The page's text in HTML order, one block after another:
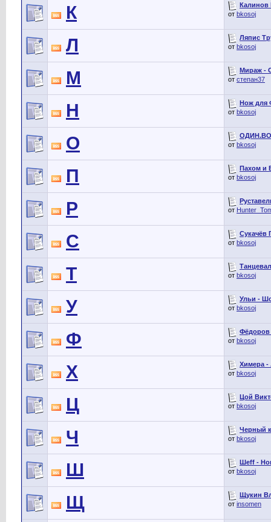
К
Калинов
от bkosoj
Л
Ляпис
от bkosoj
М
Мираж -
от степан37
Н
Нож для
от bkosoj
О
от bkosoj
П
Пахом и
от bkosoj
Р
от
С
Сукачёв
от bkosoj
Т
от bkosoj
У
Ульи -
от bkosoj
Ф
Фёдоров
от bkosoj
Х
Химера -
от bkosoj
Ц
Цой
от bkosoj
Ч
Черный
от bkosoj
Ш
Шеff -
от bkosoj
Щ
Щукин
от insomen